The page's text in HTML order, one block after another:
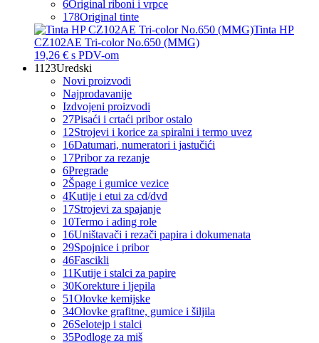
6Original riboni i vrpce
178Original tinte
Tinta HP
CZ102AE Tri-color No.650 (MMG)
19,26 € s PDV-om
1123Uredski
Novi proizvodi
Najprodavanije
Izdvojeni proizvodi
27Pisaći i crtaći pribor ostalo
12Strojevi i korice za spiralni i termo uvez
16Datumari, numeratori i jastučići
17Pribor za rezanje
6Pregrade
2Špage i gumice vezice
4Kutije i etui za cd/dvd
17Strojevi za spajanje
10Termo i ading role
16Uništavači i rezači papira i dokumenata
29Spojnice i pribor
46Fascikli
11Kutije i stalci za papire
30Korekture i ljepila
51Olovke kemijske
34Olovke grafitne, gumice i šiljila
26Selotejp i stalci
35Podloge za miš